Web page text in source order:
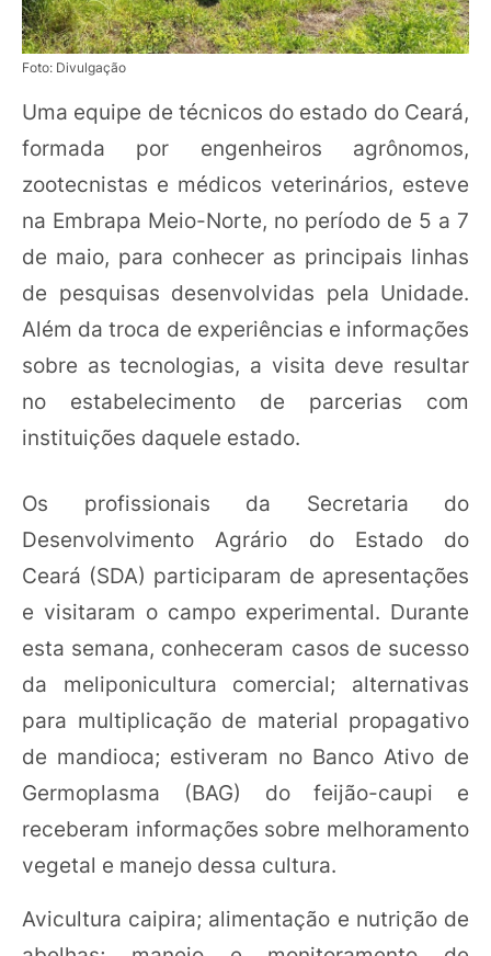
Foto: Divulgação
Uma equipe de técnicos do estado do Ceará,
formada por engenheiros agrônomos,
zootecnistas e médicos veterinários, esteve
na Embrapa Meio-Norte, no período de 5 a 7
de maio, para conhecer as principais linhas
de pesquisas desenvolvidas pela Unidade.
Além da troca de experiências e informações
sobre as tecnologias, a visita deve resultar
no estabelecimento de parcerias com
instituições daquele estado.
Os profissionais da Secretaria do
Desenvolvimento Agrário do Estado do
Ceará (SDA) participaram de apresentações
e visitaram o campo experimental. Durante
esta semana, conheceram casos de sucesso
da meliponicultura comercial; alternativas
para multiplicação de material propagativo
de mandioca; estiveram no Banco Ativo de
Germoplasma (BAG) do feijão-caupi e
receberam informações sobre melhoramento
vegetal e manejo dessa cultura.
Avicultura caipira; alimentação e nutrição de